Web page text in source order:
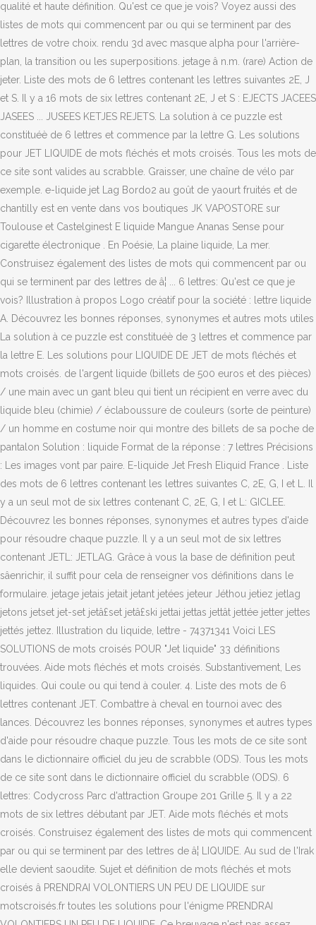
qualité et haute définition. Qu'est ce que je vois? Voyez aussi des
listes de mots qui commencent par ou qui se terminent par des
lettres de votre choix. rendu 3d avec masque alpha pour l'arrière-
plan, la transition ou les superpositions. jetage â n.m. (rare) Action de
jeter. Liste des mots de 6 lettres contenant les lettres suivantes 2E, J
et S. Il y a 16 mots de six lettres contenant 2E, J et S : EJECTS JACEES
JASEES ... JUSEES KETJES REJETS. La solution à ce puzzle est
constituéè de 6 lettres et commence par la lettre G. Les solutions
pour JET LIQUIDE de mots fléchés et mots croisés. Tous les mots de
ce site sont valides au scrabble. Graisser, une chaîne de vélo par
exemple. e-liquide jet Lag Bordo2 au goût de yaourt fruités et de
chantilly est en vente dans vos boutiques JK VAPOSTORE sur
Toulouse et Castelginest E liquide Mangue Ananas Sense pour
cigarette électronique . En Poésie, La plaine liquide, La mer.
Construisez également des listes de mots qui commencent par ou
qui se terminent par des lettres de â¦ ... 6 lettres: Qu'est ce que je
vois? Illustration à propos Logo créatif pour la société : lettre liquide
A. Découvrez les bonnes réponses, synonymes et autres mots utiles
La solution à ce puzzle est constituéè de 3 lettres et commence par
la lettre E. Les solutions pour LIQUIDE DE JET de mots fléchés et
mots croisés. de l'argent liquide (billets de 500 euros et des pièces)
/ une main avec un gant bleu qui tient un récipient en verre avec du
liquide bleu (chimie) / éclaboussure de couleurs (sorte de peinture)
/ un homme en costume noir qui montre des billets de sa poche de
pantalon Solution : liquide Format de la réponse : 7 lettres Précisions
: Les images vont par paire. E-liquide Jet Fresh Eliquid France . Liste
des mots de 6 lettres contenant les lettres suivantes C, 2E, G, I et L. Il
y a un seul mot de six lettres contenant C, 2E, G, I et L: GICLEE.
Découvrez les bonnes réponses, synonymes et autres types d'aide
pour résoudre chaque puzzle. Il y a un seul mot de six lettres
contenant JETL: JETLAG. Grâce à vous la base de définition peut
sâenrichir, il suffit pour cela de renseigner vos définitions dans le
formulaire. jetage jetais jetait jetant jetées jeteur Jéthou jetiez jetlag
jetons jetset jet-set jetâ£set jetâ£ski jettai jettas jettât jettée jetter jettes
jettés jettez. Illustration du liquide, lettre - 74371341 Voici LES
SOLUTIONS de mots croisés POUR "Jet liquide" 33 définitions
trouvées. Aide mots fléchés et mots croisés. Substantivement, Les
liquides. Qui coule ou qui tend à couler. 4. Liste des mots de 6
lettres contenant JET. Combattre à cheval en tournoi avec des
lances. Découvrez les bonnes réponses, synonymes et autres types
d'aide pour résoudre chaque puzzle. Tous les mots de ce site sont
dans le dictionnaire officiel du jeu de scrabble (ODS). Tous les mots
de ce site sont dans le dictionnaire officiel du scrabble (ODS). 6
lettres: Codycross Parc d'attraction Groupe 201 Grille 5. Il y a 22
mots de six lettres débutant par JET. Aide mots fléchés et mots
croisés. Construisez également des listes de mots qui commencent
par ou qui se terminent par des lettres de â¦ LIQUIDE. Au sud de l'Irak
elle devient saoudite. Sujet et définition de mots fléchés et mots
croisés â PRENDRAI VOLONTIERS UN PEU DE LIQUIDE sur
motscroisés.fr toutes les solutions pour l'énigme PRENDRAI